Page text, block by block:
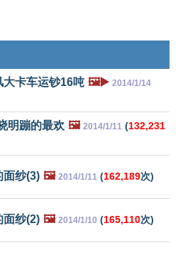
卡车运钞16吨 🖼️▶️ 2014/1/14
明蹦的最欢 🖼️ 2014/1/11 (132,231
面纱(3) 🖼️ 2014/1/11 (162,189次)
面纱(2) 🖼️ 2014/1/10 (165,110次)